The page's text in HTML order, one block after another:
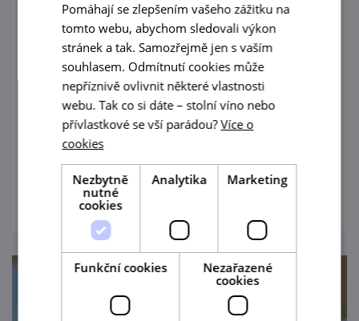
Léto na Terase REISTEN: Večer s živou
hudbou a grilováním
14. 8. '26
Přijďte si užít léto na Terasu REISTEN s
nádhernými výhledy na Pálavu, zříceninu
Děvičky a Novomlýnské nádrže.
prohlédnout
Pomáhají se zlepšením vašeho zážitku na
tomto webu, abychom sledovali výkon
stránek a tak. Samozřejmě jen s vaším
souhlasem. Odmítnutí cookies může
nepříznivě ovlivnit některé vlastnosti
webu. Tak co si dáte – stolní víno nebo
přívlastkové se vší parádou?Více o
cookies
Nezbytně
nutné
cookies
Analytika Marketing
Funkční cookies
Nezařazené
cookies